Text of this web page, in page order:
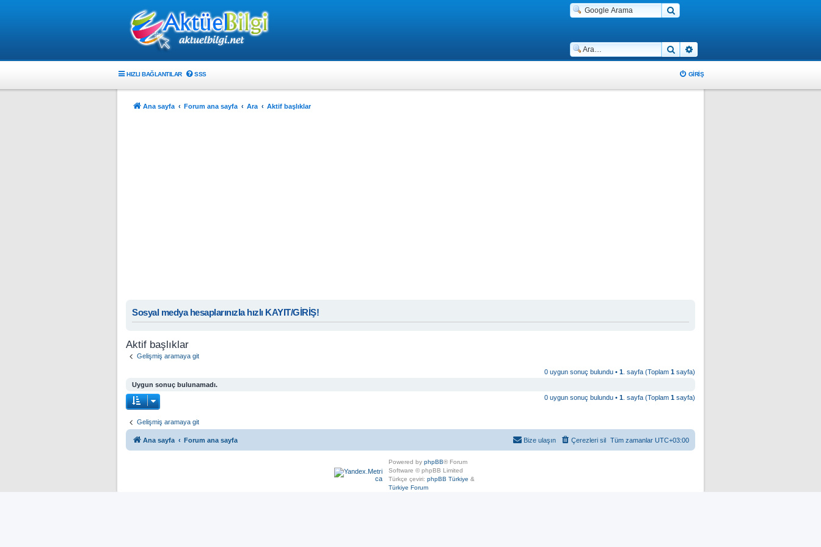
Ara
HIZLI BAĞLANTILAR SSS GIRIŞ
Ana sayfa Forum ana sayfa Ara Aktif başlıklar
Sosyal medya hesaplarınızla hızlı KAYIT/GİRİŞ!
Aktif başlıklar
Gelişmiş aramaya git
0 uygun sonuç bulundu • 1 . sayfa (Toplam 1 sayfa)
Uygun sonuç bulunamadı.
0 uygun sonuç bulundu • 1 . sayfa (Toplam 1 sayfa)
Gelişmiş aramaya git
Ana sayfa Forum ana sayfa Tüm zamanlar UTC+03:00
Çerezleri sil
Bize ulaşın
Powered by phpBB® Forum
Software © phpBB Limited
Türkçe çeviri: phpBB Türkiye &
Türkiye Forum